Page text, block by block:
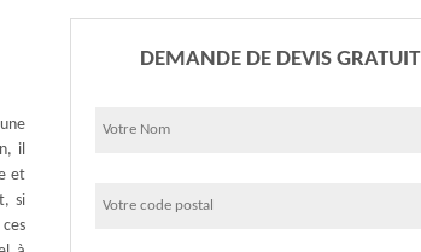
il
et
si
DEMANDE DE DEVIS GRATUIT